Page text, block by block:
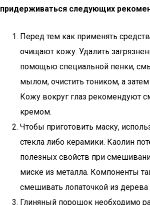
придерживаться следующих
Перед тем как применять
очищают кожу. Удалить
помощью специальной пенки,
мылом, очистить тоником, а
Кожу вокруг глаз рекомендуют
кремом.
Чтобы приготовить маску,
стекла либо керамики. Каолин
полезных свойств при
миске из металла. Компоненты
смешивать лопаточкой из дерева
Глиняный порошок необходимо